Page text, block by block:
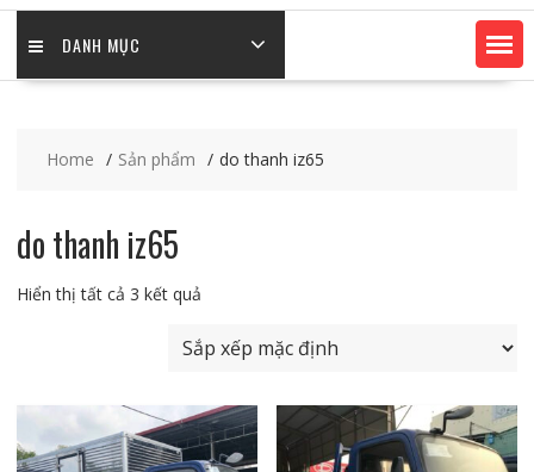
DANH MỤC
Home Sản phẩm do thanh iz65
do thanh iz65
Hiển thị tất cả 3 kết quả